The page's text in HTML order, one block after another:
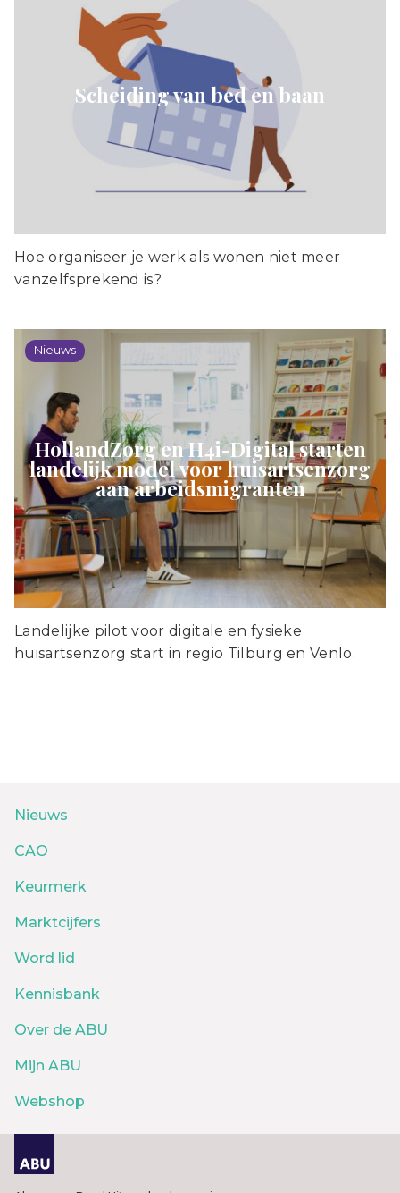
Scheiding van bed en baan
Hoe organiseer je werk als wonen niet meer
vanzelfsprekend is?
Nieuws
HollandZorg en H4i-Digital starten
landelijk model voor huisartsenzorg
aan arbeidsmigranten
Landelijke pilot voor digitale en fysieke
huisartsenzorg start in regio Tilburg en Venlo.
Nieuws
CAO
Keurmerk
Marktcijfers
Word lid
Kennisbank
Over de ABU
Mijn ABU
Webshop